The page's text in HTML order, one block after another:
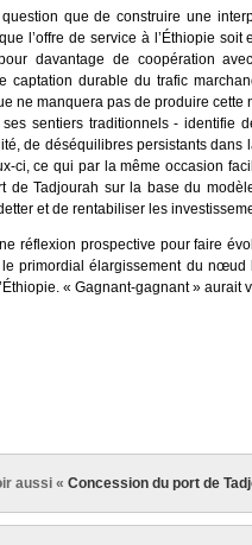
question que de construire une
l’offre de service à l’Éthiopie
davantage de coopération
captation durable du trafic
ne manquera pas de produire cette
sentiers traditionnels - identifie
de déséquilibres persistants
ci, ce qui par la même occasion
de Tadjourah sur la base du
et de rentabiliser les
réflexion prospective pour faire
primordial élargissement du
« Gagnant-gagnant »
aussi « Concession du port de